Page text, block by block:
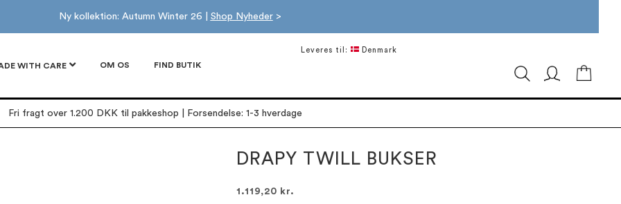
Ny kollektion: Autumn Winter 26 | Shop Nyheder>
WITH CARE OM OS FIND BUTIK
Leveres til: Denmark
Fri fragt over 1.200 DKK til pakkeshop | Forsendelse: 1-3 hverdage
DRAPY TWILL BUKSER
1.119,20 kr.